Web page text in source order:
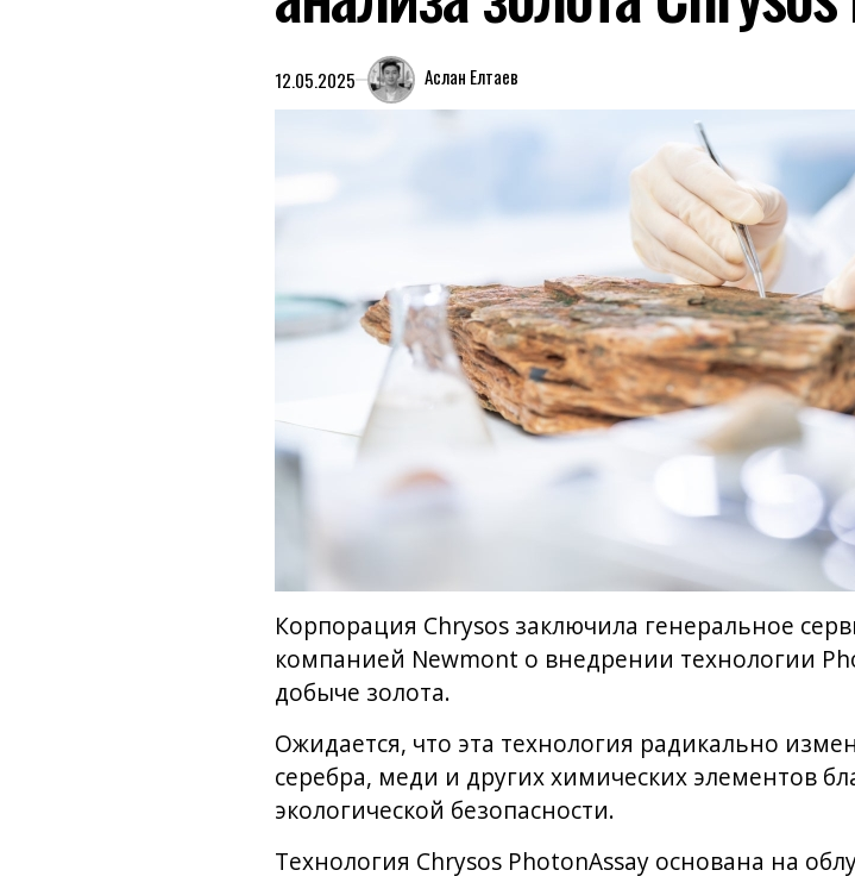
12.05.2025 Аслан Елтаев
Корпорация Chrysos заключила генеральное
компанией Newmont о внедрении технологии
добыче золота.
Ожидается, что эта технология радикально
серебра, меди и других химических элементов
экологической безопасности.
Технология Chrysos PhotonAssay основана на